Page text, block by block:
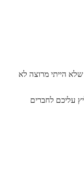
הייתי מרוצה לא
עליכם לחברים